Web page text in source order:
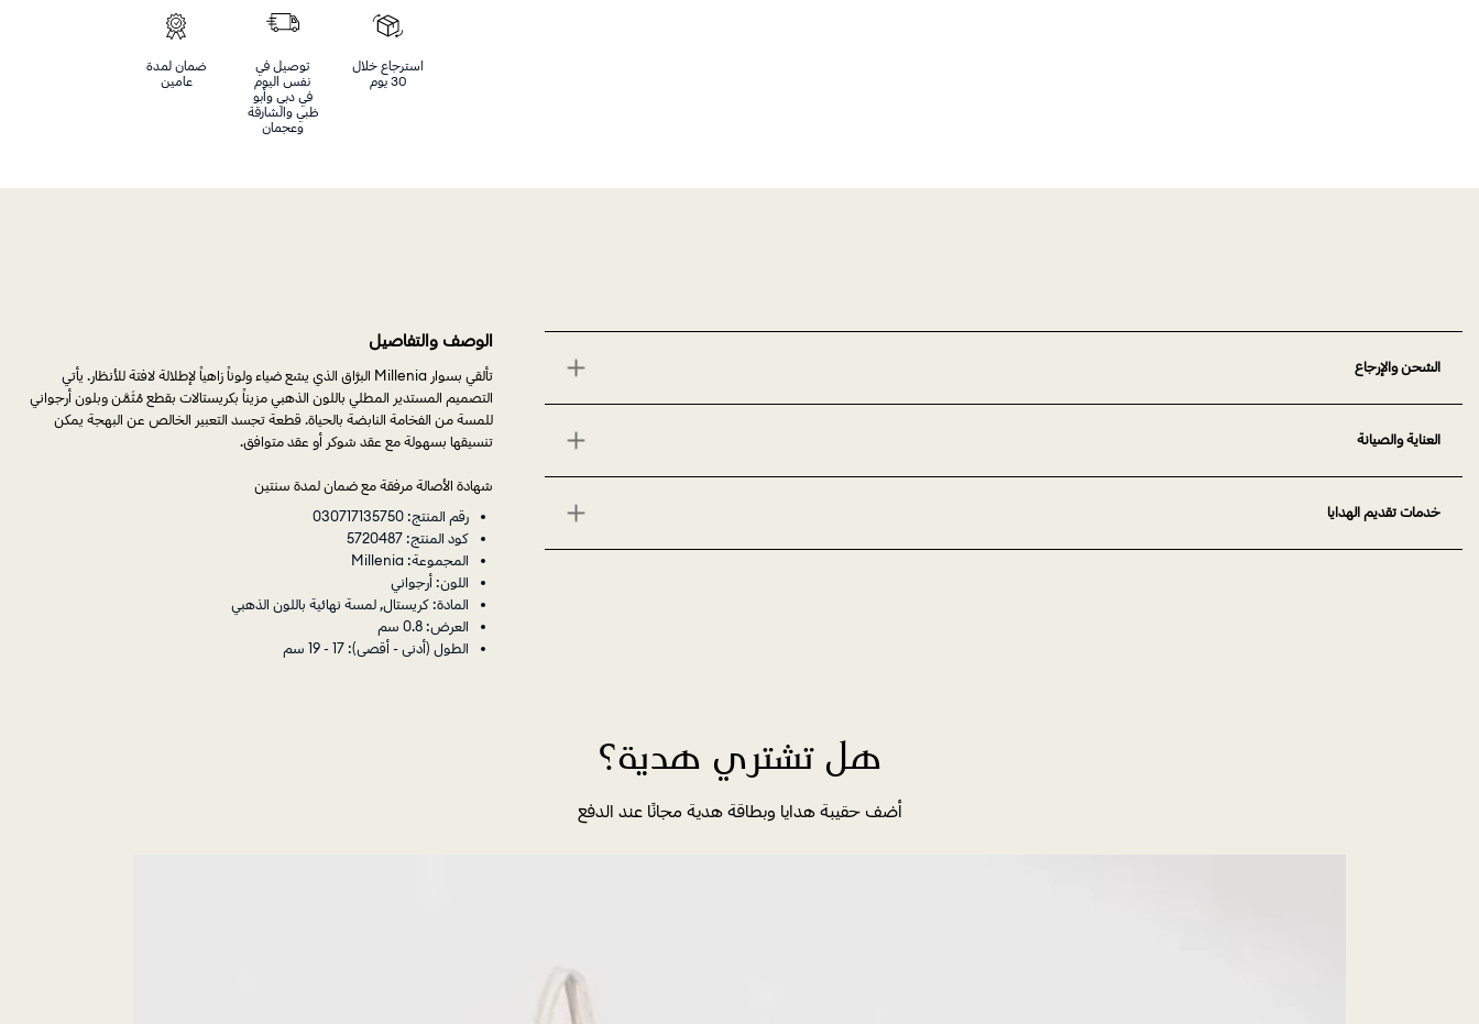
استرجاع خلال
30 يوم
توصيل في
نفس اليوم
في دبي وأبو
ظبي والشارقة
وعجمان
ضمان لمدة
عامين
الشحن والإرجاع
العناية والصيانة
خدمات تقديم الهدايا
الوصف والتفاصيل
تألقي بسوار Millenia البرَّاق الذي يشع ضياء ولوناً زاهياً لإطلالة لافتة للأنظار. يأتي
التصميم المستدير المطلي باللون الذهبي مزيناً بكريستالات بقطع مُثَمَّن وبلون أرجواني
للمسة من الفخامة النابضة بالحياة. قطعة تجسد التعبير الخالص عن البهجة يمكن
تنسيقها بسهولة مع عقد شوكر أو عقد متوافق.
شهادة الأصالة مرفقة مع ضمان لمدة سنتين
رقم المنتج: 030717135750
كود المنتج: 5720487
المجموعة: Millenia
اللون: أرجواني
المادة: كريستال, لمسة نهائية باللون الذهبي
العرض: 0.8 سم
الطول (أدنى - أقصى): 17 - 19 سم
هل تشتري هدية؟
أضف حقيبة هدايا وبطاقة هدية مجانًا عند الدفع